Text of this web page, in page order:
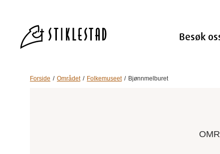
Besøk
Forside Området Folkemuseet Bjønnmelburet